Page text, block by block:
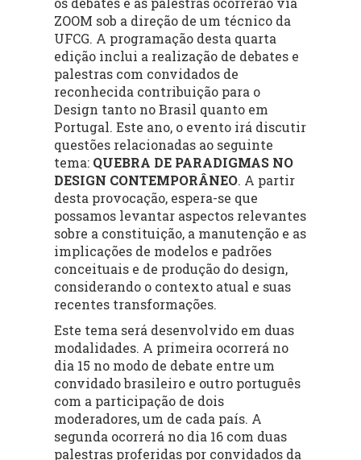
ZOOM sob a direção de um técnico da
UFCG. A programação desta quarta
edição inclui a realização de debates e
palestras com convidados de
reconhecida contribuição para o
Design tanto no Brasil quanto em
Portugal. Este ano, o evento irá discutir
questões relacionadas ao seguinte
tema: QUEBRA DE PARADIGMAS NO
DESIGN CONTEMPORÂNEO. A partir
desta provocação, espera-se que
possamos levantar aspectos relevantes
sobre a constituição, a manutenção e as
implicações de modelos e padrões
conceituais e de produção do design,
considerando o contexto atual e suas
recentes transformações.
Este tema será desenvolvido em duas
modalidades. A primeira ocorrerá no
dia 15 no modo de debate entre um
convidado brasileiro e outro português
com a participação de dois
moderadores, um de cada país. A
segunda ocorrerá no dia 16 com duas
palestras proferidas por convidados da